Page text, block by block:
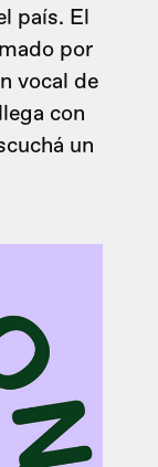
país. El
por
vocal de
con
un